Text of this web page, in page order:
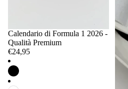
Calendario di Formula 1 2026 -
Qualità Premium
€24,95